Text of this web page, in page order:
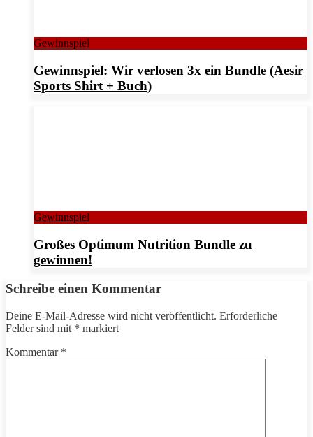
Gewinnspiel
Gewinnspiel: Wir verlosen 3x ein Bundle (Aesir
Sports Shirt + Buch)
Gewinnspiel
Großes Optimum Nutrition Bundle zu
gewinnen!
Schreibe einen Kommentar
Deine E-Mail-Adresse wird nicht veröffentlicht. Erforderliche
Felder sind mit * markiert
Kommentar *